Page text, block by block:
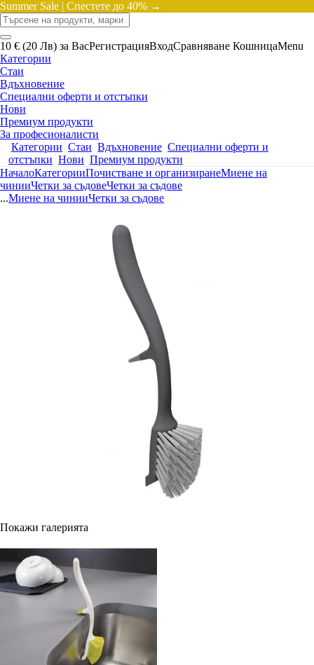
Summer Sale | Спестете до 40% →
10 € (20 Лв) за ВасРегистрацияВходСравняване КошницаMenu
Категории
Стаи
Вдъхновение
Специални оферти и отстъпки
Нови
Премиум продукти
За професионалисти
Категории Стаи Вдъхновение Специални оферти и
отстъпки Нови Премиум продукти
НачалоКатегорииПочистване и организиранеМиене на
чинииЧетки за съдовеЧетки за съдове
...Миене на чинииЧетки за съдове
Покажи галерията